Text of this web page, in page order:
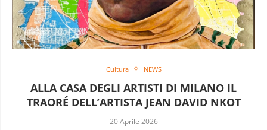
Cultura NEWS
ALLA CASA DEGLI ARTISTI DI MILANO IL
TRAORÉ DELL’ARTISTA JEAN DAVID NKOT
20 Aprile 2026